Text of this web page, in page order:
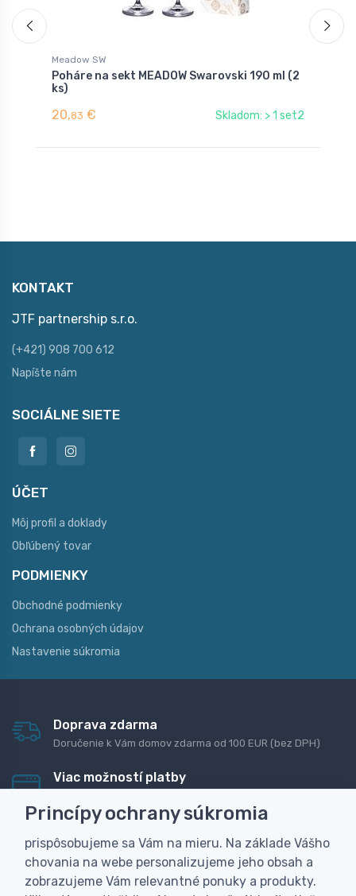
Meadow SW
Poháre na sekt MEADOW Swarovski 190 ml (2
ks)
20,83 € Skladom: > 1 set2
KONTAKT
JTF partnership s.r.o.
(+421) 908 700 612
Napíšte nám
SOCIÁLNE SIETE
ÚČET
Môj profil a doklady
Obľúbený tovar
PODMIENKY
Obchodné podmienky
Ochrana osobných údajov
Nastavenie súkromia
Doprava zdarma
Doručenie k Vám domov zdarma od 100 EUR (bez DPH)
Viac možností platby
dobierku
Personalizácia
Vyrobíme Vám vlastný originálny darček
Princípy ochrany súkromia
prispôsobujeme sa Vám na mieru. Na základe Vášho
chovania na webe personalizujeme jeho obsah a
zobrazujeme Vám relevantné ponuky a produkty.